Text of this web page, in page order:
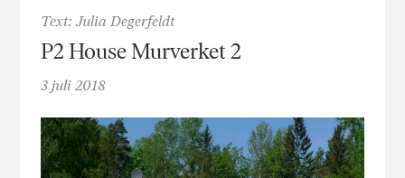
Text: Julia Degerfeldt
P2 House Murverket 2
3 juli 2018